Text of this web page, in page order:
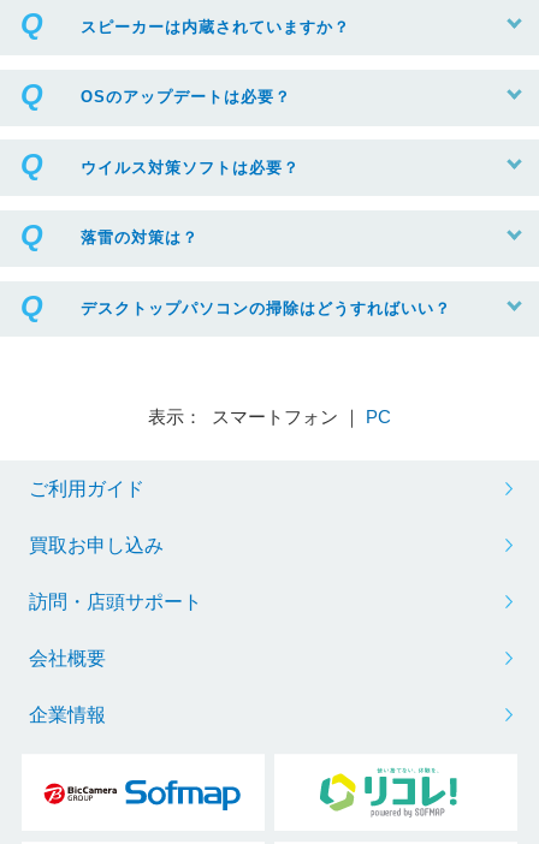
スピーカーは内蔵されていますか？
OSのアップデートは必要？
ウイルス対策ソフトは必要？
落雷の対策は？
デスクトップパソコンの掃除はどうすればいい？
表示： スマートフォン ｜ PC
ご利用ガイド
買取お申し込み
訪問・店頭サポート
会社概要
企業情報